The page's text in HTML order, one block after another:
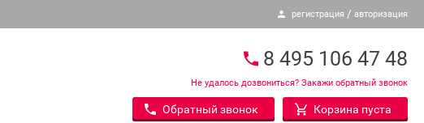
регистрация / авторизация
8 495 106 47 48
Не удалось дозвониться? Закажи обратный звонок
Обратный звонок Корзина пуста